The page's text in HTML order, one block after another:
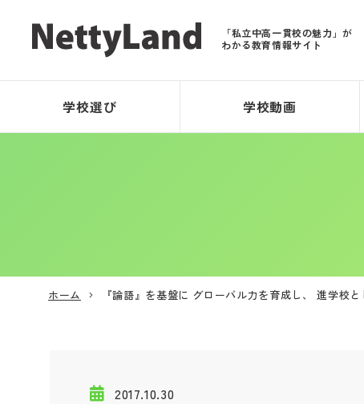
「私立中高一貫校の魅力」が
わかる教育情報サイト
学校選び 学校動画
ホーム 『論語』を基盤に グローバル力を育成し、 進学校と
2017.10.30